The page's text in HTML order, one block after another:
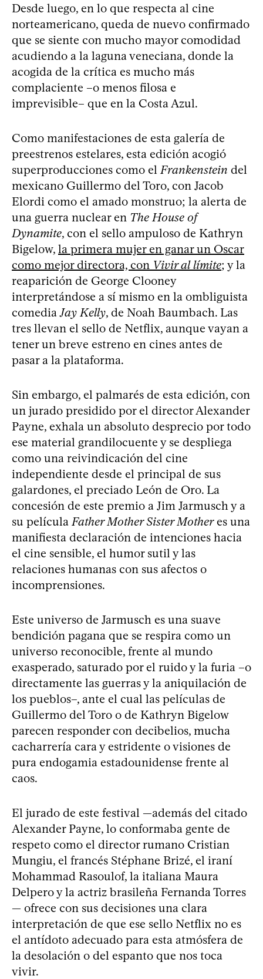
Desde luego, en lo que respecta al cine
norteamericano, queda de nuevo confirmado
que se siente con mucho mayor comodidad
acudiendo a la laguna veneciana, donde la
acogida de la crítica es mucho más
complaciente –o menos filosa e
imprevisible– que en la Costa Azul.
Como manifestaciones de esta galería de
preestrenos estelares, esta edición acogió
superproducciones como el Frankenstein del
mexicano Guillermo del Toro, con Jacob
Elordi como el amado monstruo; la alerta de
una guerra nuclear en The House of
Dynamite, con el sello ampuloso de Kathryn
Bigelow, la primera mujer en ganar un Oscar
como mejor directora, con Vivir al límite; y la
reaparición de George Clooney
interpretándose a sí mismo en la ombliguista
comediaJay Kelly, de Noah Baumbach. Las
tres llevan el sello de Netflix, aunque vayan a
tener un breve estreno en cines antes de
pasar a la plataforma.
Sin embargo, el palmarés de esta edición, con
un jurado presidido por el director Alexander
Payne, exhala un absoluto desprecio por todo
ese material grandilocuente y se despliega
como una reivindicación del cine
independiente desde el principal de sus
galardones, el preciado León de Oro. La
concesión de este premio a Jim Jarmusch y a
su película Father Mother Sister Motheres una
manifiesta declaración de intenciones hacia
el cine sensible, el humor sutil y las
relaciones humanas con sus afectos o
incomprensiones.
Este universo de Jarmusch es una suave
bendición pagana que se respira como un
universo reconocible, frente al mundo
exasperado, saturado por el ruido y la furia –o
directamente las guerras y la aniquilación de
los pueblos–, ante el cual las películas de
Guillermo del Toro o de Kathryn Bigelow
parecen responder con decibelios, mucha
cacharrería cara y estridente o visiones de
pura endogamia estadounidense frente al
caos.
El jurado de este festival —además del citado
Alexander Payne, lo conformaba gente de
respeto como el director rumano Cristian
Mungiu, el francés Stéphane Brizé, el iraní
Mohammad Rasoulof, la italiana Maura
Delpero y la actriz brasileña Fernanda Torres
— ofrece con sus decisiones una clara
interpretación de que ese sello Netflix no es
el antídoto adecuado para esta atmósfera de
la desolación o del espanto que nos toca
vivir.